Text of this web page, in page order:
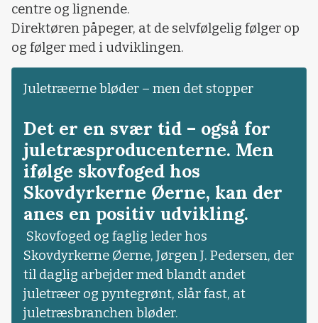
centre og lignende.
Direktøren påpeger, at de selvfølgelig følger op
og følger med i udviklingen.
Juletræerne bløder – men det stopper
Det er en svær tid – også for
juletræsproducenterne. Men
ifølge skovfoged hos
Skovdyrkerne Øerne, kan der
anes en positiv udvikling.
Skovfoged og faglig leder hos
Skovdyrkerne Øerne, Jørgen J. Pedersen, der
til daglig arbejder med blandt andet
juletræer og pyntegrønt, slår fast, at
juletræsbranchen bløder.